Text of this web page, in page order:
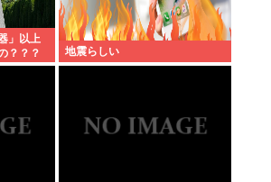
」以上
？？？
地震らしい